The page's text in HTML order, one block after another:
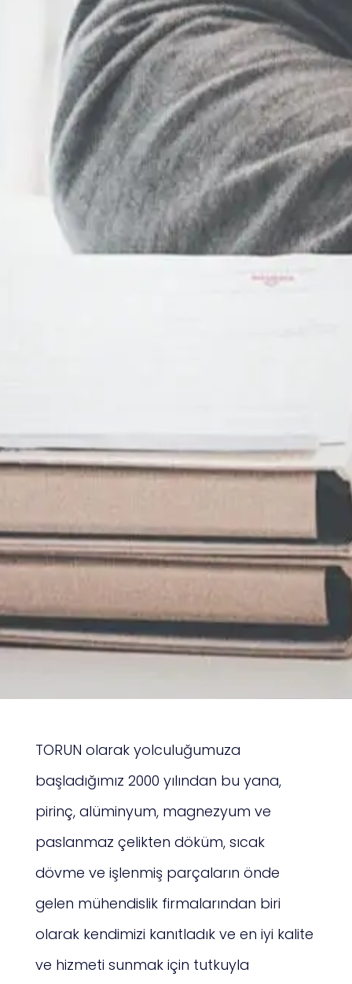
TORUN olarak yolculuğumuza
başladığımız 2000 yılından bu yana,
pirinç, alüminyum, magnezyum ve
paslanmaz çelikten döküm, sıcak
dövme ve işlenmiş parçaların önde
gelen mühendislik firmalarından biri
olarak kendimizi kanıtladık ve en iyi kalite
ve hizmeti sunmak için tutkuyla